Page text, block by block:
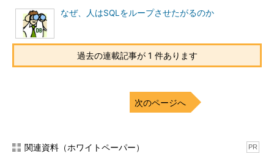
gloopsのパフォーマンス
セッションではgloopsのシステム基盤部 サーバーエキスパー
トであり、2011年に「Microsoft MVP for SQL Azure」を受賞し
ルにインデックスを作成するのに15秒、400GBのフルバックアッ
プが15分」と話していました。ハードディスクでは出ない数字で
なぜ、人はSQLをループさせたがるのか
過去の連載記事が 1 件あります
次のページへ
関連資料（ホワイトペーパー） PR